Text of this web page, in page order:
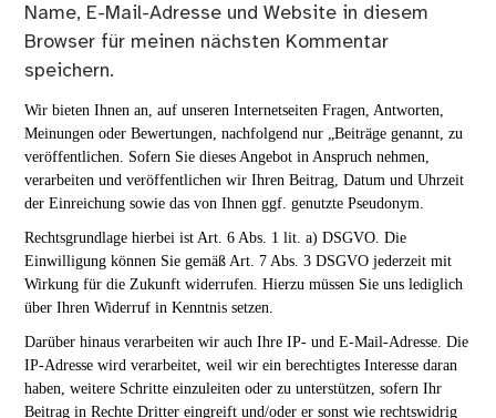
Name, E-Mail-Adresse und Website in diesem
Browser für meinen nächsten Kommentar
speichern.
Wir bieten Ihnen an, auf unseren Internetseiten Fragen, Antworten,
Meinungen oder Bewertungen, nachfolgend nur „Beiträge genannt, zu
veröffentlichen. Sofern Sie dieses Angebot in Anspruch nehmen,
verarbeiten und veröffentlichen wir Ihren Beitrag, Datum und Uhrzeit
der Einreichung sowie das von Ihnen ggf. genutzte Pseudonym.
Rechtsgrundlage hierbei ist Art. 6 Abs. 1 lit. a) DSGVO. Die
Einwilligung können Sie gemäß Art. 7 Abs. 3 DSGVO jederzeit mit
Wirkung für die Zukunft widerrufen. Hierzu müssen Sie uns lediglich
über Ihren Widerruf in Kenntnis setzen.
Darüber hinaus verarbeiten wir auch Ihre IP- und E-Mail-Adresse. Die
IP-Adresse wird verarbeitet, weil wir ein berechtigtes Interesse daran
haben, weitere Schritte einzuleiten oder zu unterstützen, sofern Ihr
Beitrag in Rechte Dritter eingreift und/oder er sonst wie rechtswidrig